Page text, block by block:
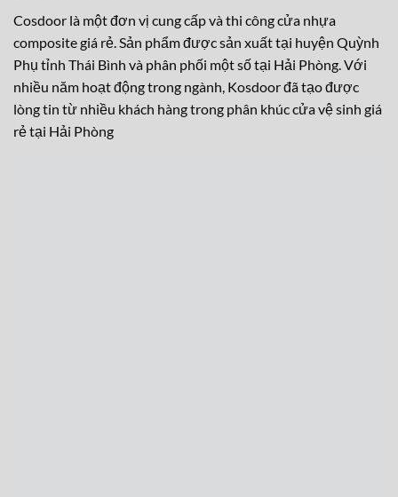
Cosdoor là một đơn vị cung cấp và thi công cửa nhựa
composite giá rẻ. Sản phẩm được sản xuất tại huyện Quỳnh
Phụ tỉnh Thái Bình và phân phối một số tại Hải Phòng. Với
nhiều năm hoạt động trong ngành, Kosdoor đã tạo được
lòng tin từ nhiều khách hàng trong phân khúc cửa vệ sinh giá
rẻ tại Hải Phòng